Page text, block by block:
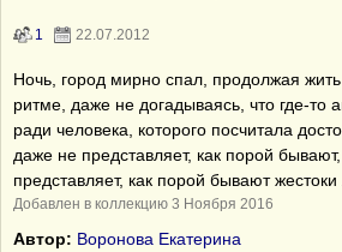
1 22.07.2012
Ночь, город мирно спал, продолжая
ритме, даже не догадываясь, что где-то
ради человека, которого посчитала
даже не представляет, как порой
представляет, как порой бывают жестоки
Добавлен в коллекцию 3 Ноября 2016
Автор: Воронова Екатерина